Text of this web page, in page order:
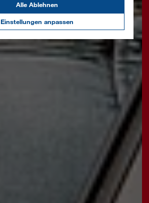
Einstellungen anpassen
Alle Ablehnen